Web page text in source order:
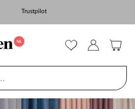
Trustpilot